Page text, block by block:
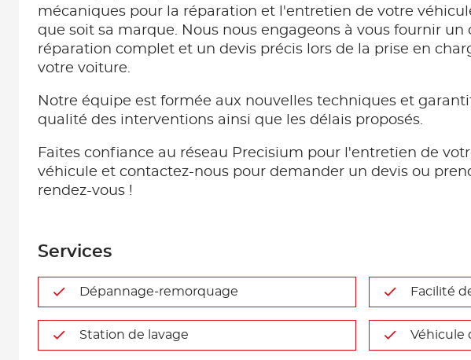
mécaniques pour la réparation et l'entretien de votre
que soit sa marque. Nous nous engageons à vous fournir un
réparation complet et un devis précis lors de la prise en
votre voiture.
Notre équipe est formée aux nouvelles techniques et
qualité des interventions ainsi que les délais proposés.
Faites confiance au réseau Precisium pour l'entretien de
véhicule et contactez-nous pour demander un devis ou
rendez-vous !
Services
Dépannage-remorquage Facilité
Station de lavage Véhicule